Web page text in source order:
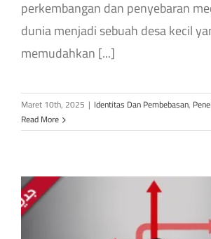
perkembangan dan penyebaran
dunia menjadi sebuah desa kecil
memudahkan [...]
Maret 10th, 2025 | Identitas Dan Pembebasan,
Read More